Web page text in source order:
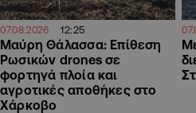
07.08.2026 12:25
Μαύρη Θάλασσα: Επίθεση
Ρωσικών drones σε
φορτηγά πλοία και
αγροτικές αποθήκες στο
Χάρκοβο